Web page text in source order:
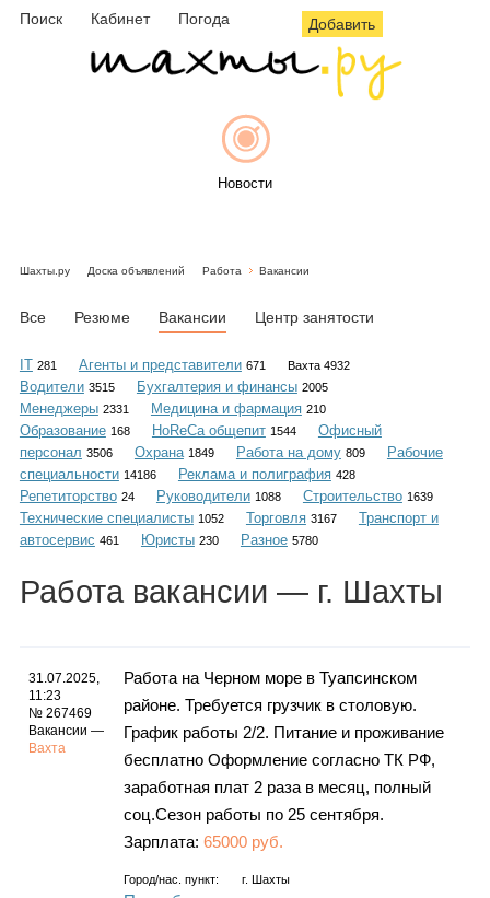
Поиск Кабинет Погода Добавить
Новости
Объявления
Каталог
Инфо
Гороскоп
Карты
Шахты.ру Доска объявлений Работа Вакансии
Все Резюме Вакансии Центр занятости
IT 281 Агенты и представители 671 Вахта 4932
Водители 3515 Бухгалтерия и финансы 2005
Менеджеры 2331 Медицина и фармация 210
Образование 168 HoReCa общепит 1544
Офисный
персонал 3506 Охрана 1849 Работа на дому 809
Рабочие
специальности 14186 Реклама и полиграфия 428
Репетиторство 24 Руководители 1088 Строительство 1639
Технические специалисты 1052 Торговля 3167
Транспорт и
автосервис 461 Юристы 230 Разное 5780
Работа вакансии — г. Шахты
31.07.2025,
11:23
№ 267469
Вакансии —
Вахта
Работа на Черном море в Туапсинском
районе. Требуется грузчик в столовую.
График работы 2/2. Питание и проживание
бесплатно Оформление согласно ТК РФ,
заработная плат 2 раза в месяц, полный
соц.Сезон работы по 25 сентября.
Зарплата: 65000 руб.
Город/нас. пункт: г. Шахты